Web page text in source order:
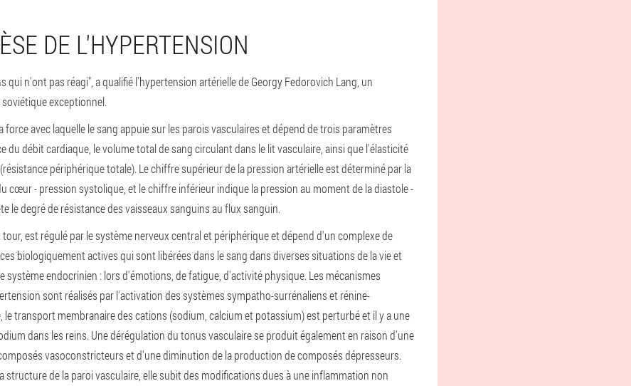
DE L'HYPERTENSION
qui n'ont pas réagi", a qualifié l'hypertension artérielle de Georgy Fedorovich Lang, un
exceptionnel.
force avec laquelle le sang appuie sur les parois vasculaires et dépend de trois paramètres
du débit cardiaque, le volume total de sang circulant dans le lit vasculaire, ainsi que l'élasticité
périphérique totale). Le chiffre supérieur de la pression artérielle est déterminé par la
cœur - pression systolique, et le chiffre inférieur indique la pression au moment de la diastole -
le degré de résistance des vaisseaux sanguins au flux sanguin.
est régulé par le système nerveux central et périphérique et dépend d'un complexe de
biologiquement actives qui sont libérées dans le sang dans diverses situations de la vie et
système endocrinien : lors d'émotions, de fatigue, d'activité physique. Les mécanismes
sont réalisés par l'activation des systèmes sympatho-surrénaliens et rénine-
transport membranaire des cations (sodium, calcium et potassium) est perturbé et il y a une
dans les reins. Une dérégulation du tonus vasculaire se produit également en raison d'une
vasoconstricteurs et d'une diminution de la production de composés dépresseurs.
structure de la paroi vasculaire, elle subit des modifications dues à une inflammation non